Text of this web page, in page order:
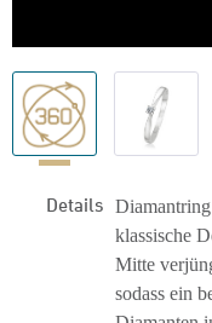
Details
klassische
Mitte
sodass ein